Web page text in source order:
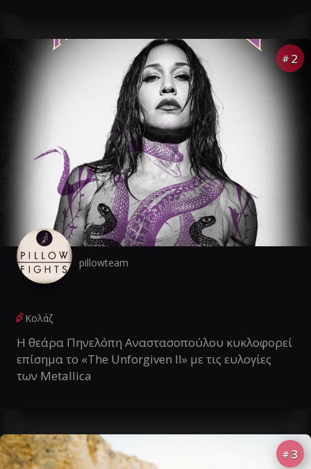
# 2
pillowteam
Κολάζ
Η θεάρα Πηνελόπη Αναστασοπούλου κυκλοφορεί
επίσημα το «The Unforgiven II» με τις ευλογίες
των Metallica
# 3